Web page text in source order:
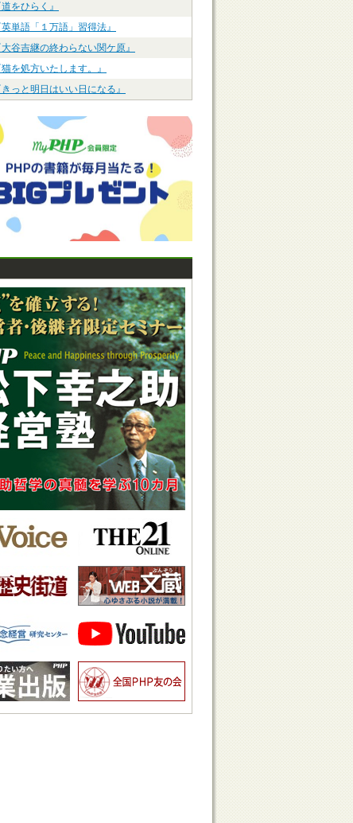
道をひらく』
英単語「１万語」習得法』
大谷吉継の終わらない関ケ原』
猫を処方いたします。』
きっと明日はいい日になる』